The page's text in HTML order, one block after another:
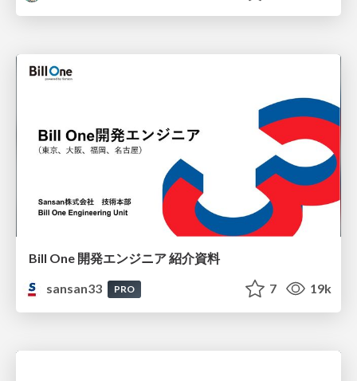
Bill One 開発エンジニア 紹介資料
sansan33
PRO 7 19k